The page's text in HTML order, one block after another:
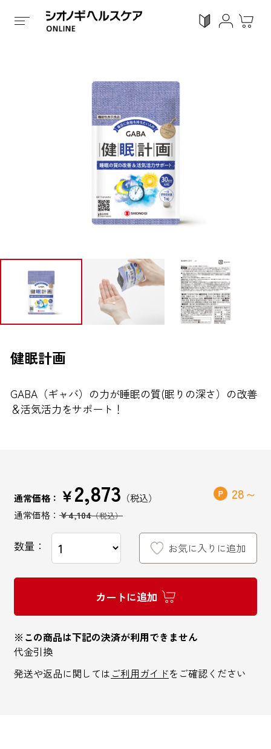
ログイン
会員登録
Proシリーズ スキンケア
カテゴリーで探す
症状から探す
ブランドから探す
お問い合わせ
シオノギヘルスケアONLINEについて
外部サービスアカウント連携利用規約
医薬品の販売に関する表示
特定商取引法に基づく表記
インターネットでのお問い合わせ
ホーム / 全ての商品 / 機能性表示食品 粒状タイプ /
健眠計画
GABA（ギャバ）の力が睡眠の質(眠りの深さ）の改善
＆活気活力をサポート！
通常価格： ￥2,873
￥4,104
28
数量：
カートに追加
お気に入りに追加
※この商品は下記の決済が利用できません
代金引換
発送や返品に関しては ご利用ガイドをご確認ください